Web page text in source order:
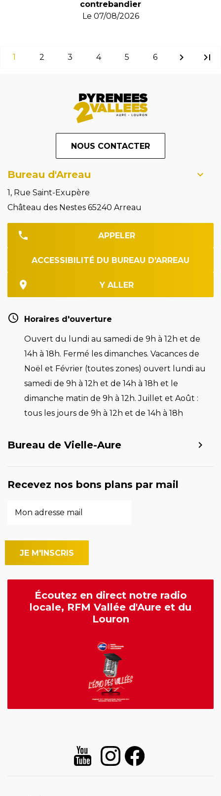
contrebandier
Le 07/08/2026
1 2 3 4 5 6 chevron_right last_page
NOUS CONTACTER
Bureau d'Arreau
1, Rue Saint-Exupère
Château des Nestes 65240 Arreau
APPELER
ACCESSIBILITÉ DU BUREAU D'ARREAU
Y ALLER
Horaires d'ouverture
Ouvert du lundi au samedi de 9h à 12h et de
14h à 18h. Fermé les dimanches. Vacances de
Noël et Février (toutes zones) ouvert lundi au
samedi de 9h à 12h et de 14h à 18h et le
dimanche matin de 9h à 12h. Juillet et Août :
tous les jours de 9h à 12h et de 14h à 18h
Bureau de Vielle-Aure
Recevez nos bons plans par mail
Écoutez en direct notre radio
locale, RFM Vallée d'Aure et du
Louron